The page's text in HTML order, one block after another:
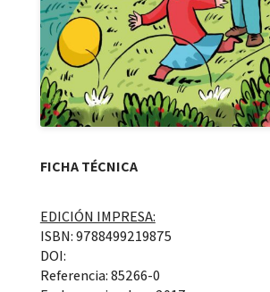
FICHA TÉCNICA
EDICIÓN IMPRESA:
ISBN: 9788499219875
DOI:
Referencia: 85266-0